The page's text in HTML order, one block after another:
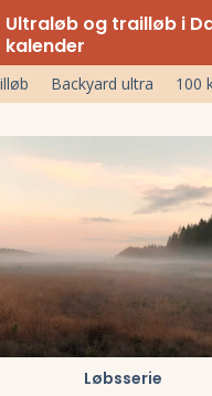
Ultraløb og trailløb i
kalender
Backyard ultra 100
Løbsserie